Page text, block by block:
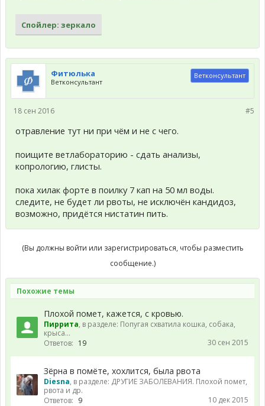
Спойлер: зеркало
Фитюлька
Ветконсультант
Ветконсультант
#5
18 сен 2016
отравление тут ни при чём и не с чего.
поищите ветлабораторию - сдать анализы,
копрологию, глисты.
пока хилак форте в поилку 7 кап на 50 мл воды.
следите, не будет ли рвоты, не исключён кандидоз,
возможно, придётся нистатин пить.
(Вы должны войти или зарегистрироваться, чтобы разместить
сообщение.)
Похожие темы
Плохой помет, кажется, с кровью.
Пиррита, в разделе: Попугая схватила кошка, собака,
крыса...
Ответов: 19 30 сен 2015
Зёрна в помёте, хохлится, была рвота
Diesna, в разделе: ДРУГИЕ ЗАБОЛЕВАНИЯ. Плохой помет,
рвота и др.
Ответов: 9 10 дек 2015